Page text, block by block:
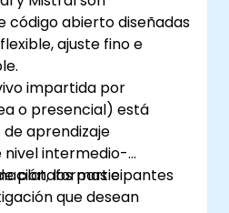
código abierto diseñadas
ajuste fino e
impartida por
o presencial) está
de aprendizaje
nivel intermedio-
plataformas e
que desean
los participantes